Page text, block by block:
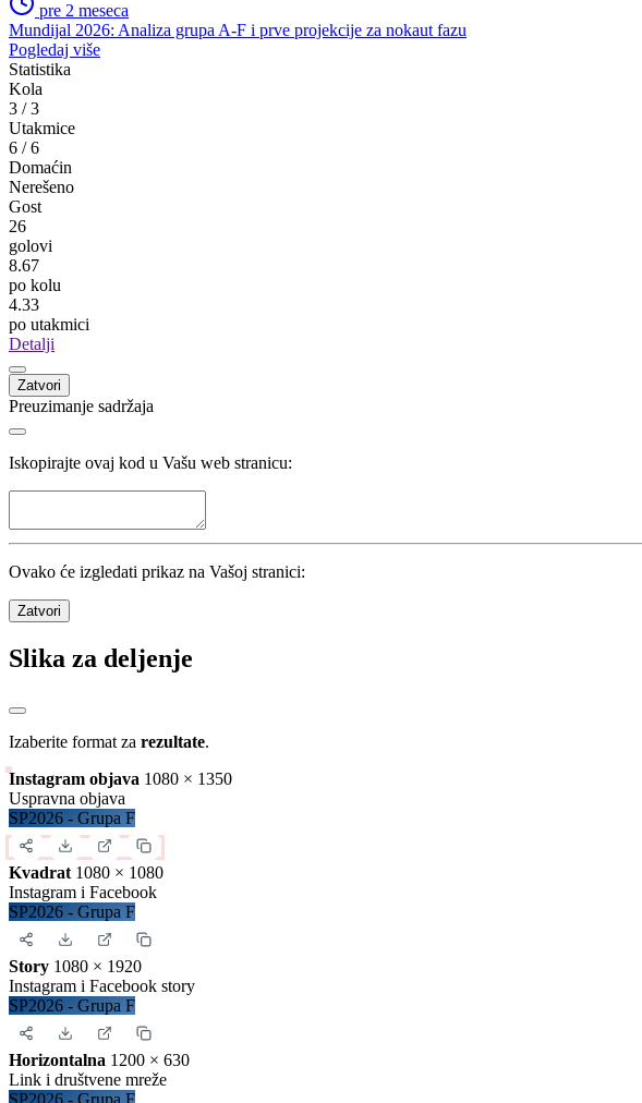
pre 2 meseca
Mundijal 2026: Analiza grupa A-F i prve projekcije za nokaut fazu
Pogledaj više
Statistika
Kola
3 /3
Utakmice
6 /6
Domaćin
Nerešeno
Gost
26
golovi
8.67
po kolu
4.33
po utakmici
Detalji
Zatvori
Preuzimanje sadržaja
Iskopirajte ovaj kod u Vašu web stranicu:
Ovako će izgledati prikaz na Vašoj stranici:
Zatvori
Slika za deljenje
Izaberite format za rezultate.
Instagram objava 1080 × 1350
Uspravna objava
SP2026 - Grupa F
Kvadrat 1080 × 1080
Instagram i Facebook
SP2026 - Grupa F
Story 1080 × 1920
Instagram i Facebook story
SP2026 - Grupa F
Horizontalna 1200 × 630
Link i društvene mreže
SP2026 - Grupa F